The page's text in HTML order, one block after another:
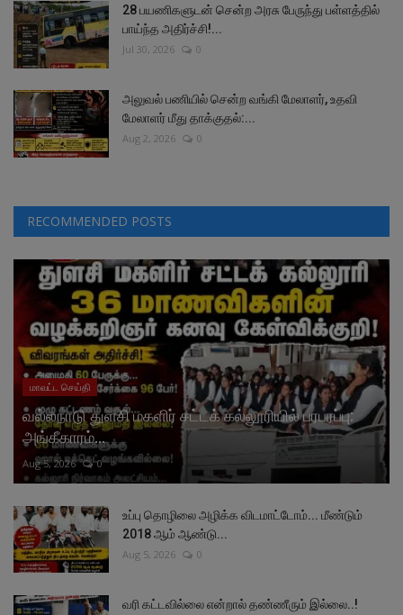
28 பயணிகளுடன் சென்ற அரசு பேருந்து பள்ளத்தில்
பாய்ந்த அதிர்ச்சி!...
Jul 30, 2026 0
அலுவல் பணியில் சென்ற வங்கி மேலாளர், உதவி
மேலாளர் மீது தாக்குதல்:...
Aug 2, 2026 0
RECOMMENDED POSTS
மாவட்ட செய்தி
வல்லநாடு துளசி மகளிர் சட்டக் கல்லூரியில் பரபரப்பு:
அங்கீகாரம்...
Aug 5, 2026 0
உப்பு தொழிலை அழிக்க விடமாட்டோம்... மீண்டும்
2018 ஆம் ஆண்டு...
Aug 5, 2026 0
வரி கட்டவில்லை என்றால் தண்ணீரும் இல்லை..!